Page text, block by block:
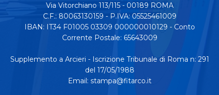
Via Vitorchiano 113/115 - 00189 ROMA
C.F.: 80063130159 - P.IVA: 05525461009
IBAN: IT34 F01005 03309 000000010129 - Conto
Corrente Postale: 65643009
Supplemento a Arcieri - Iscrizione Tribunale di Roma n: 291
del 17/05/1988
Email: stampa@fitarco.it